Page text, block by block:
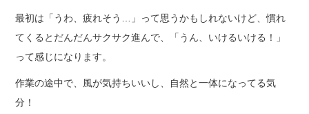
最初は「うわ、疲れそう…」って思うかもしれないけど、慣れ
てくるとだんだんサクサク進んで、「うん、いけるいける！」
って感じになります。
作業の途中で、風が気持ちいいし、自然と一体になってる気
分！